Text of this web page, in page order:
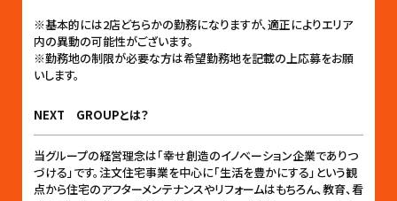
※基本的には2店どちらかの勤務になりますが、適正によりエリア
内の異動の可能性がございます。
※勤務地の制限が必要な方は希望勤務地を記載の上応募をお願
いします。
NEXT GROUPとは？
当グループの経営理念は「幸せ創造のイノベーション企業でありつ
づける」です。注文住宅事業を中心に「生活を豊かにする」という観
点から住宅のアフターメンテナンスやリフォームはもちろん、教育、看